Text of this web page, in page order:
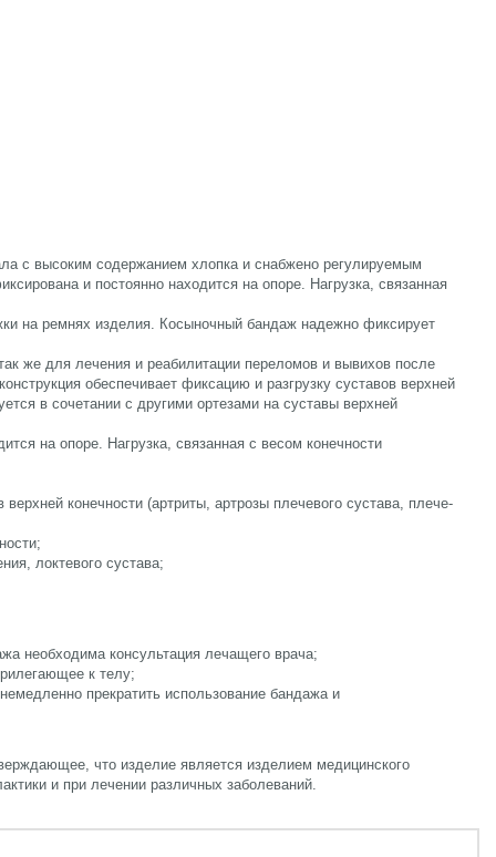
с высоким содержанием хлопка и снабжено регулируемым
и постоянно находится на опоре. Нагрузка, связанная
на ремнях изделия. Косыночный бандаж надежно фиксирует
же для лечения и реабилитации переломов и вывихов после
обеспечивает фиксацию и разгрузку суставов верхней
в сочетании с другими ортезами на суставы верхней
на опоре. Нагрузка, связанная с весом конечности
конечности (артриты, артрозы плечевого сустава, плече-
локтевого сустава;
необходима консультация лечащего врача;
к телу;
прекратить использование бандажа и
что изделие является изделием медицинского
и при лечении различных заболеваний.